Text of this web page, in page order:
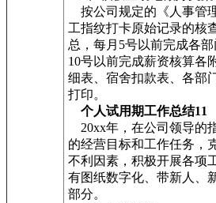
按公司规定的《人事管
工指纹打卡原始记录的核
总，每月5号以前完成各
10号以前完成薪资核算各
细表、宿舍扣款表、各部
打印。
个人试用期工作总结11
20xx年，在公司领导的
的经营目标和工作任务，
不利因素，积极开展各项
有图纸数字化、带新人、
部分。